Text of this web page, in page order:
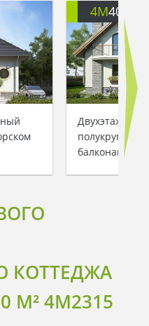
4M401
Двухэтажный
балконами
КОТТЕДЖА
4M2315